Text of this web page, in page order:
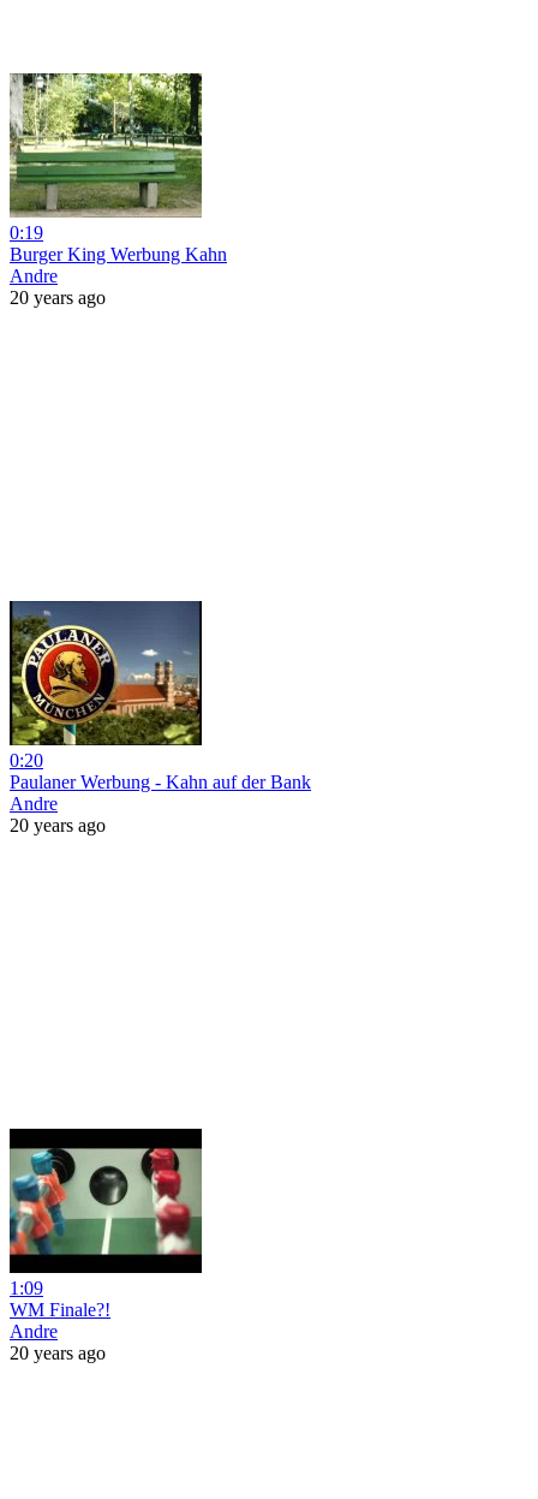
0:19
Burger King Werbung Kahn
Andre
20 years ago
0:20
Paulaner Werbung - Kahn auf der Bank
Andre
20 years ago
1:09
WM Finale?!
Andre
20 years ago